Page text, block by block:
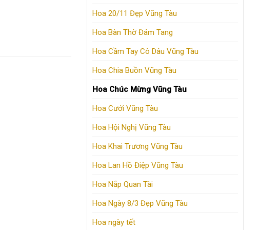
Hoa 20/11 Đẹp Vũng Tàu
Hoa Bàn Thờ Đám Tang
Hoa Cầm Tay Cô Dâu Vũng Tàu
Hoa Chia Buồn Vũng Tàu
Hoa Chúc Mừng Vũng Tàu
Hoa Cưới Vũng Tàu
Hoa Hội Nghị Vũng Tàu
Hoa Khai Trương Vũng Tàu
Hoa Lan Hồ Điệp Vũng Tàu
Hoa Nắp Quan Tài
Hoa Ngày 8/3 Đẹp Vũng Tàu
Hoa ngày tết